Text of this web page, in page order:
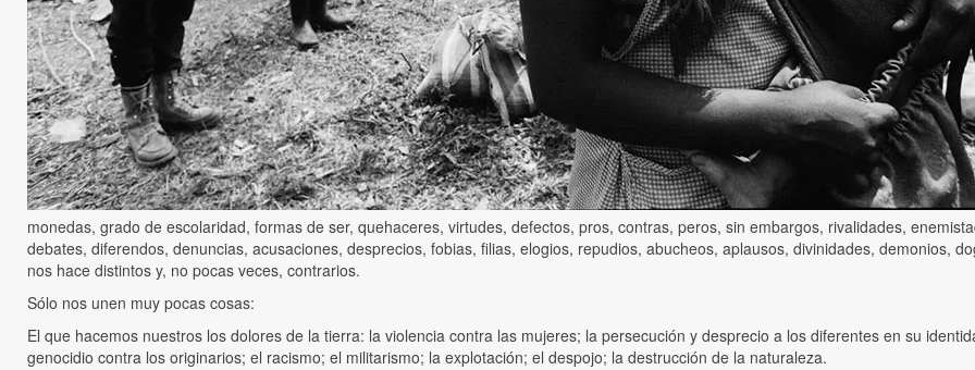
monedas, grado de escolaridad, formas de ser, quehaceres, virtudes, defectos, pros, contras, peros, sin embargos, rivalidades,
debates, diferendos, denuncias, acusaciones, desprecios, fobias, filias, elogios, repudios, abucheos, aplausos, divinidades, demonios,
nos hace distintos y, no pocas veces, contrarios.
Sólo nos unen muy pocas cosas:
El que hacemos nuestros los dolores de la tierra: la violencia contra las mujeres; la persecución y desprecio a los diferentes en su
genocidio contra los originarios; el racismo; el militarismo; la explotación; el despojo; la destrucción de la naturaleza.